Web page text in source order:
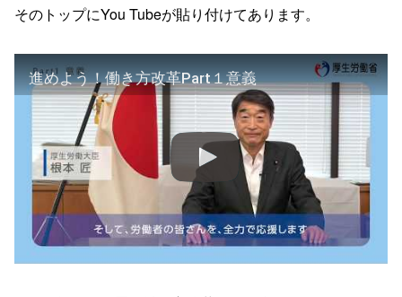
そのトップにYou Tubeが貼り付けてあります。
進めよう！働き方改革Part１意義